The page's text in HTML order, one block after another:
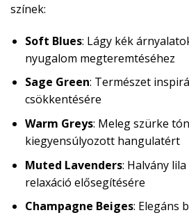
színek:
Soft Blues: Lágy kék
nyugalom megteremtéséhez
Sage Green: Természet
csökkentésére
Warm Greys: Meleg szürke
kiegyensúlyozott hangulatért
Muted Lavenders: Halvány
relaxáció elősegítésére
Champagne Beiges: Elegáns